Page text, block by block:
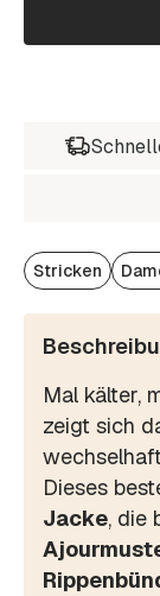
Stricken
Mal kälter,
zeigt sich
Dieses
Jacke, die